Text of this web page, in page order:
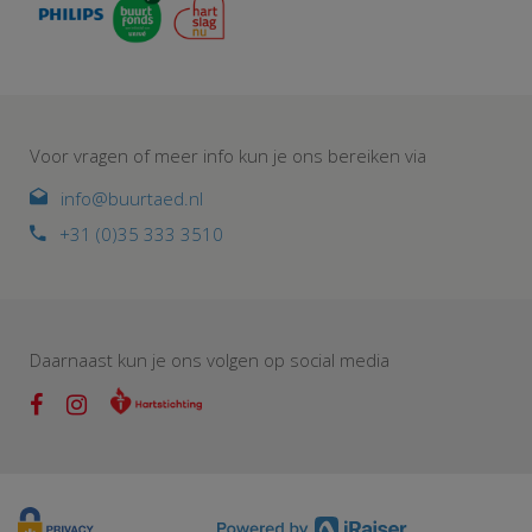
Voor vragen of meer info kun je ons bereiken via
info@buurtaed.nl
+31 (0)35 333 3510
Daarnaast kun je ons volgen op social media